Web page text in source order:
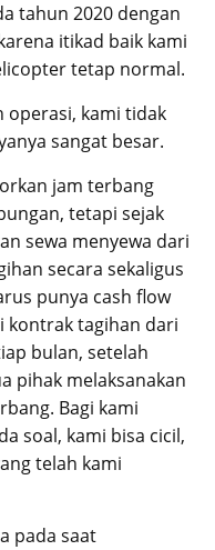
tahun 2020 dengan
itikad baik kami
tetap normal.
operasi, kami tidak
sangat besar.
jam terbang
tetapi sejak
sewa menyewa dari
secara sekaligus
punya cash flow
kontrak tagihan dari
bulan, setelah
pihak melaksanakan
Bagi kami
soal, kami bisa cicil,
telah kami
pada saat